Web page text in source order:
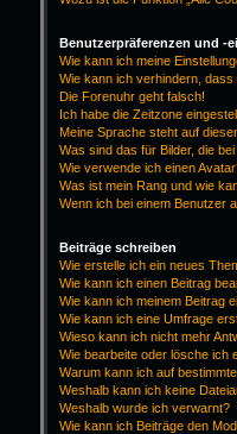
Benutzerpräferenzen und -
Wie kann ich meine
Wie kann ich verhindern,
Die Forenuhr geht falsch!
Ich habe die Zeitzone
Meine Sprache steht auf
Was sind das für Bilder, die
Wie verwende ich einen
Was ist mein Rang und wie
Wenn ich bei einem Benutzer
Beiträge schreiben
Wie erstelle ich ein neues
Wie kann ich einen Beitrag
Wie kann ich meinem Beitrag
Wie kann ich eine Umfrage
Wieso kann ich nicht mehr
Wie bearbeite oder lösche ich
Warum kann ich auf
Weshalb kann ich keine
Weshalb wurde ich verwarnt?
Wie kann ich Beiträge den